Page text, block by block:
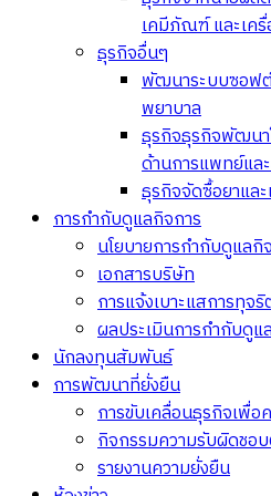
เคมีภัณฑ์ และเครื่
ธุรกิจอื่นๆ
พัฒนาระบบซอฟต์
พยาบาล
ธุรกิจธุรกิจพัฒนา
ด้านการแพทย์แล
ธุรกิจจัดซื้อยาแล
การกำกับดูแลกิจการ
นโยบายการกำกับดูแลกิ
เอกสารบริษัท
การแจ้งเบาะแสการทุจ
ผลประเมินการกำกับดูแ
นักลงทุนสัมพันธ์
การพัฒนาที่ยั่งยืน
การขับเคลื่อนธุรกิจเพื่อ
กิจกรรมความรับผิดชอ
รายงานความยั่งยืน